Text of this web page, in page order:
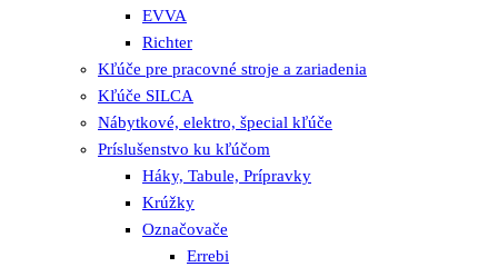
EVVA
Richter
Kľúče pre pracovné stroje a zariadenia
Kľúče SILCA
Nábytkové, elektro, špecial kľúče
Príslušenstvo ku kľúčom
Háky, Tabule, Prípravky
Krúžky
Označovače
Errebi